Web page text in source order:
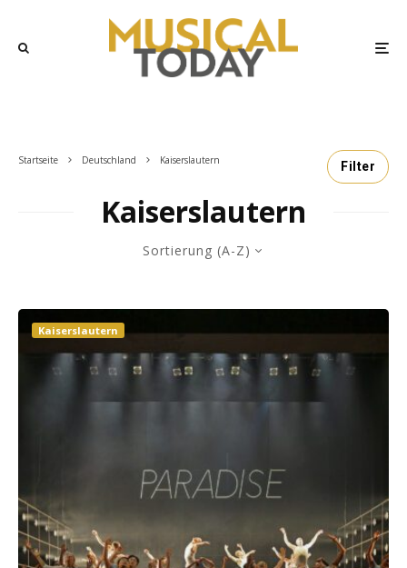
Startseite Deutschland Kaiserslautern Filter
Kaiserslautern
Sortierung (A-Z)
Kaiserslautern